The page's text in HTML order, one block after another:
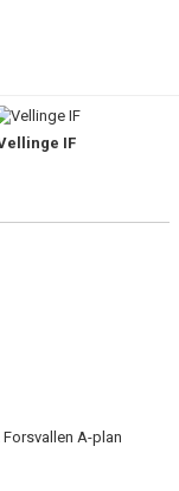
IF
A-plan